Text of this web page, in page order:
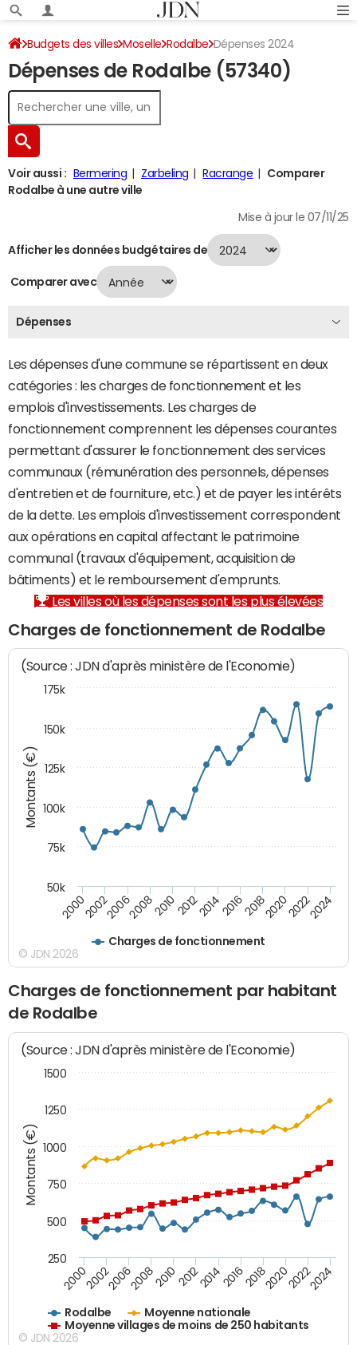
Budgets des villes Moselle Rodalbe Dépenses 2024
Dépenses de Rodalbe (57340)
Voir aussi : Bermering Zarbeling Racrange
Comparer
Rodalbe à une autre ville
Mise à jour le 07/11/25
Afficher les données budgétaires de
Comparer avec
Dépenses
Les dépenses d'une commune se répartissent en deux
catégories : les charges de fonctionnement et les
emplois d'investissements. Les charges de
fonctionnement comprennent les dépenses courantes
permettant d'assurer le fonctionnement des services
communaux (rémunération des personnels, dépenses
d'entretien et de fourniture, etc.) et de payer les intérêts
de la dette. Les emplois d'investissement correspondent
aux opérations en capital affectant le patrimoine
communal (travaux d'équipement, acquisition de
bâtiments) et le remboursement d'emprunts.
Les villes où les dépenses sont les plus élevées
Charges de fonctionnement de Rodalbe
Montants (€)
(Source : JDN d'après ministère de l'Economie)
Charges de fonctionnement
200020022006200820102012201420162018202020222024
50k
75k
100k
125k
150k
175k
© JDN 2026
Charges de fonctionnement par habitant
de Rodalbe
Montants (€)
(Source : JDN d'après ministère de l'Economie)
Rodalbe
Moyenne nationale
Moyenne villages de moins de 250 habitants
200020022006200820102012201420162018202020222024
250
500
750
1000
1250
1500
© JDN 2026